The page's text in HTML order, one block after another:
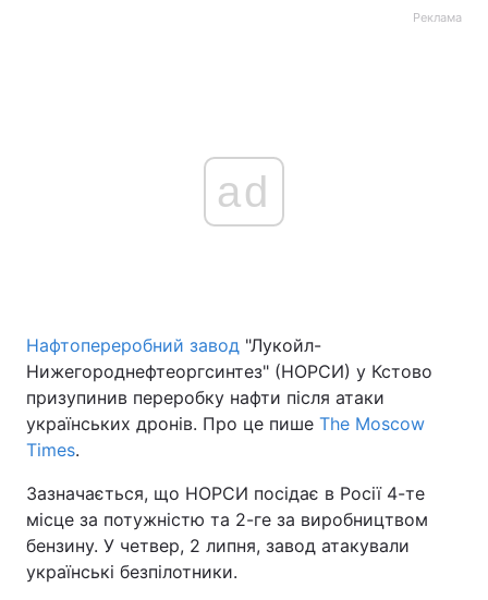
Реклама
ad
Нафтопереробний завод "Лукойл-
Нижегороднефтеоргсинтез" (НОРСИ) у Кстово
призупинив переробку нафти після атаки
українських дронів. Про це пише The Moscow
Times.
Зазначається, що НОРСИ посідає в Росії 4-те
місце за потужністю та 2-ге за виробництвом
бензину. У четвер, 2 липня, завод атакували
українські безпілотники.